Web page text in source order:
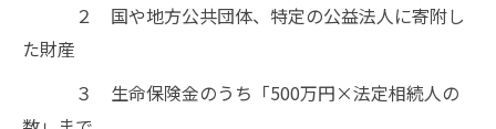
２ 国や地方公共団体、特定の公益法人に寄附し
た財産
３ 生命保険金のうち「500万円×法定相続人の